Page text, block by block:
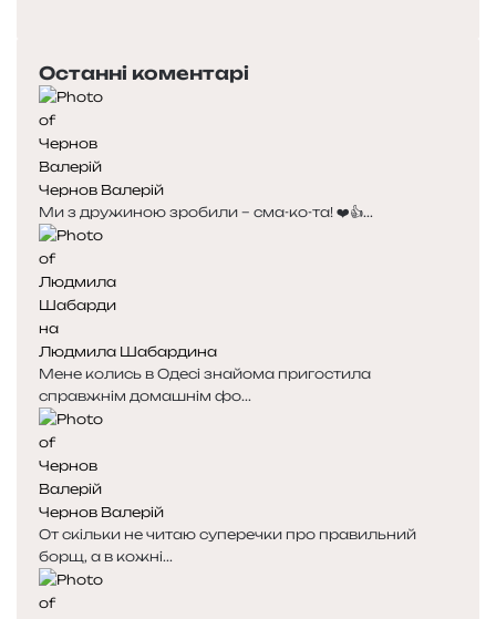
Останні коментарі
Чернов Валерій
Ми з дружиною зробили – сма-ко-та! ❤️👍...
Людмила Шабардина
Мене колись в Одесі знайома пригостила
справжнім домашнім фо...
Чернов Валерій
От скільки не читаю суперечки про правильний
борщ, а в кожні...